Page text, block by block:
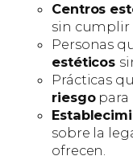
Centros
sin cumplir
Personas
estéticos
Prácticas
riesgopara
sobre la
ofrecen.